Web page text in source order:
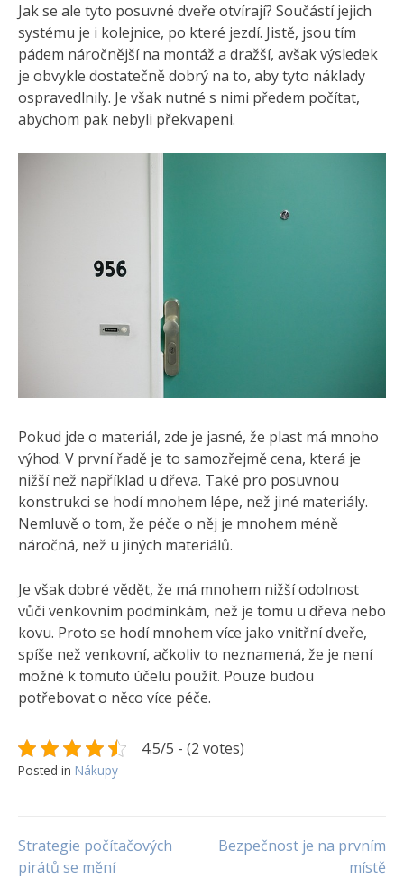
Jak se ale tyto posuvné dveře otvírají? Součástí jejich
systému je i kolejnice, po které jezdí. Jistě, jsou tím
pádem náročnější na montáž a dražší, avšak výsledek
je obvykle dostatečně dobrý na to, aby tyto náklady
ospravedlnily. Je však nutné s nimi předem počítat,
abychom pak nebyli překvapeni.
Pokud jde o materiál, zde je jasné, že plast má mnoho
výhod. V první řadě je to samozřejmě cena, která je
nižší než například u dřeva. Také pro posuvnou
konstrukci se hodí mnohem lépe, než jiné materiály.
Nemluvě o tom, že péče o něj je mnohem méně
náročná, než u jiných materiálů.
Je však dobré vědět, že má mnohem nižší odolnost
vůči venkovním podmínkám, než je tomu u dřeva nebo
kovu. Proto se hodí mnohem více jako vnitřní dveře,
spíše než venkovní, ačkoliv to neznamená, že je není
možné k tomuto účelu použít. Pouze budou
potřebovat o něco více péče.
4.5/5 - (2 votes)
Posted in Nákupy
Navigace
Strategie počítačových
pirátů se mění
Bezpečnost je na prvním
místě